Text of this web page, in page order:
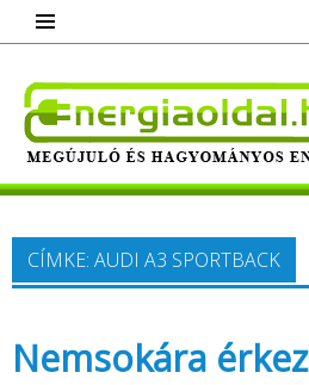
content
Megújuló és
Minden, ami energia!
CÍMKE: AUDI A3 SPORTBACK
Nemsokára